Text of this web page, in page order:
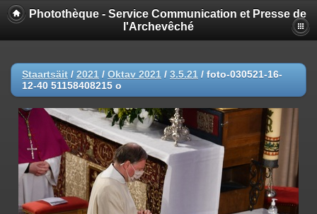
Photothèque - Service Communication et Presse de
l'Archevêché
Staartsäit / 2021 / Oktav 2021 / 3.5.21 / foto-030521-16-
12-40 51158408215 o